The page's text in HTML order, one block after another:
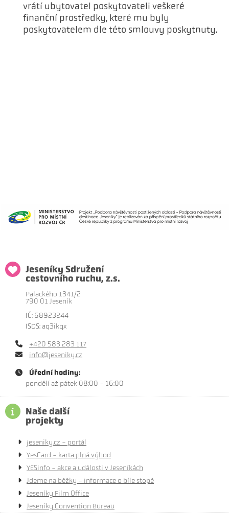
vrátí ubytovatel poskytovateli veškeré
finanční prostředky, které mu byly
poskytovatelem dle této smlouvy poskytnuty.
Jeseníky Sdružení
cestovního ruchu, z.s.
Palackého 1341/2
790 01 Jeseník
IČ: 68923244
ISDS: aq3ikqx
+420 583 283 117
info@jeseniky.cz
Úřední hodiny:
pondělí až pátek 08:00 - 16:00
Naše další
projekty
jeseniky.cz - portál
YesCard - karta plná výhod
YESinfo - akce a události v Jeseníkách
Jdeme na běžky - informace o bíle stopě
Jeseníky Film Office
Jeseníky Convention Bureau